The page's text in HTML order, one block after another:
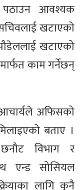
पठाउन आवश्यक
खटाएको
खटाएको
काम गर्नेछन्
अफिसको
बताए ।
विभाग र
एन्ड सोसियल